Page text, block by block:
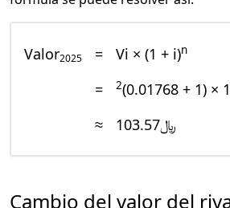
Valor2025 = Vi × (1 + i)n
= 2
≈ ﷼103.57
Cambio del valor del